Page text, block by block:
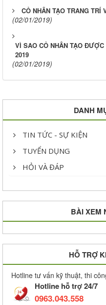
CỎ NHÂN TẠO TRANG TRÍ
(02/01/2019)
VÌ SAO CỎ NHÂN TẠO
2019
(02/01/2019)
DANH
TIN TỨC - SỰ KIỆN
TUYỂN DỤNG
HỎI VÀ ĐÁP
BÀI XEM
HỖ TRỢ
Hotline tư vấn kỹ thuật, thi
Hotline hỗ trợ 24/7
0963.043.558